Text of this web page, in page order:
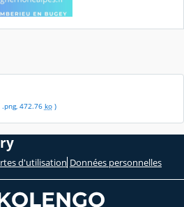
png, 472.76 ko)
d'utilisation Données personnelles